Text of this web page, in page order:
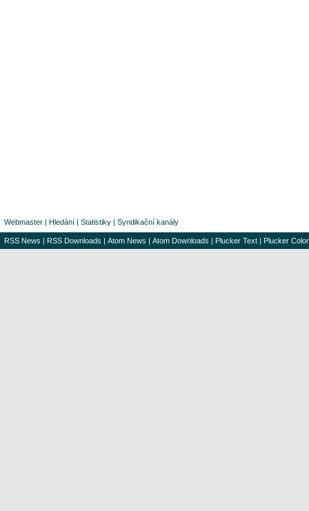
Webmaster | Hledání | Statistiky | Syndikační kanály
RSS News | RSS Downloads | Atom News | Atom Downloads | Plucker Text | Plucker Color